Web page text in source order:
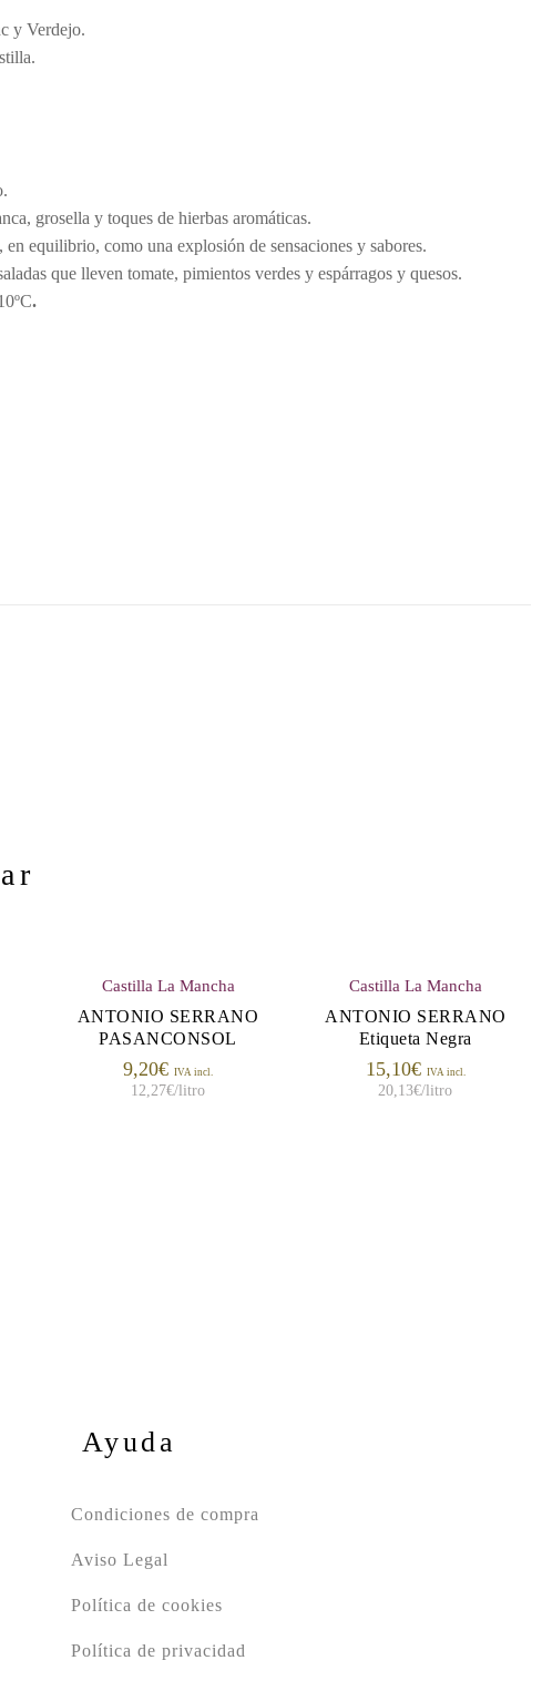
y Verdejo.
grosella y toques de hierbas aromáticas.
equilibrio, como una explosión de sensaciones y sabores.
que lleven tomate, pimientos verdes y espárragos y quesos.
.
Castilla La Mancha
ANTONIO SERRANO
PASANCONSOL
9,20€ IVA incl.
12,27€/litro
Castilla La Mancha
ANTONIO SERRANO
Etiqueta Negra
15,10€ IVA incl.
20,13€/litro
Ayuda
Condiciones de compra
Aviso Legal
Política de cookies
Política de privacidad